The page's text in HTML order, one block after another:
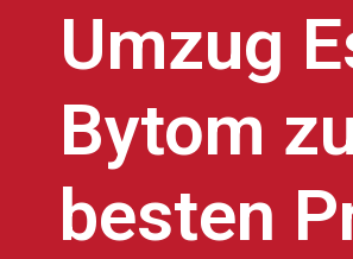
Umzug
Bytom
besten